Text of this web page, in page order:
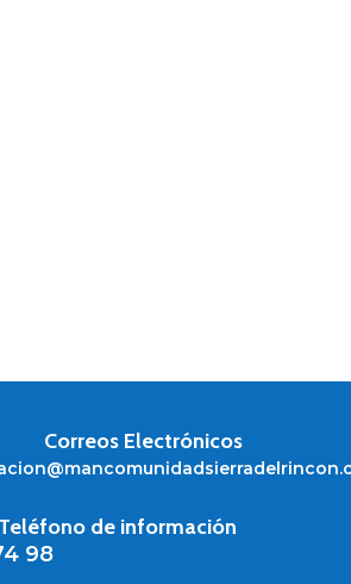
Correos Electrónicos
Teléfono de información
98